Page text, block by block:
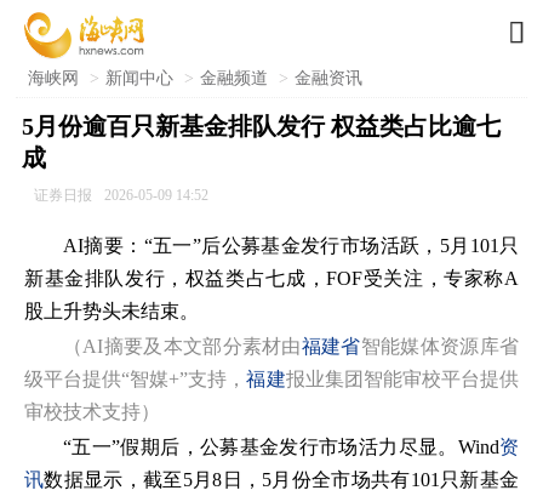

海峡网 > 新闻中心 > 金融频道 > 金融资讯
5月份逾百只新基金排队发行 权益类占比逾七
成
证券日报 2026-05-09 14:52
AI摘要：“五一”后公募基金发行市场活跃，5月101只
新基金排队发行，权益类占七成，FOF受关注，专家称A
股上升势头未结束。
（AI摘要及本文部分素材由福建省智能媒体资源库省
级平台提供“智媒+”支持，福建报业集团智能审校平台提供
审校技术支持）
“五一”假期后，公募基金发行市场活力尽显。Wind资
讯数据显示，截至5月8日，5月份全市场共有101只新基金